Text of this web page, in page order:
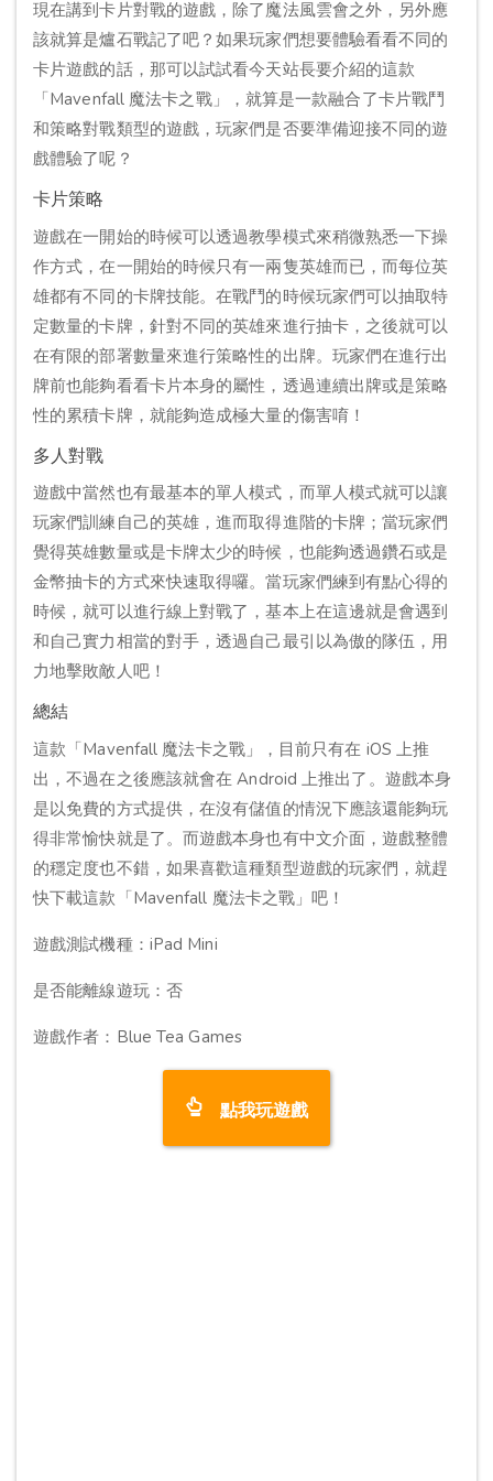
現在講到卡片對戰的遊戲，除了魔法風雲會之外，另外應
該就算是爐石戰記了吧？如果玩家們想要體驗看看不同的
卡片遊戲的話，那可以試試看今天站長要介紹的這款
「Mavenfall 魔法卡之戰」，就算是一款融合了卡片戰鬥
和策略對戰類型的遊戲，玩家們是否要準備迎接不同的遊
戲體驗了呢？
卡片策略
遊戲在一開始的時候可以透過教學模式來稍微熟悉一下操
作方式，在一開始的時候只有一兩隻英雄而已，而每位英
雄都有不同的卡牌技能。在戰鬥的時候玩家們可以抽取特
定數量的卡牌，針對不同的英雄來進行抽卡，之後就可以
在有限的部署數量來進行策略性的出牌。玩家們在進行出
牌前也能夠看看卡片本身的屬性，透過連續出牌或是策略
性的累積卡牌，就能夠造成極大量的傷害唷！
多人對戰
遊戲中當然也有最基本的單人模式，而單人模式就可以讓
玩家們訓練自己的英雄，進而取得進階的卡牌；當玩家們
覺得英雄數量或是卡牌太少的時候，也能夠透過鑽石或是
金幣抽卡的方式來快速取得囉。當玩家們練到有點心得的
時候，就可以進行線上對戰了，基本上在這邊就是會遇到
和自己實力相當的對手，透過自己最引以為傲的隊伍，用
力地擊敗敵人吧！
總結
這款「Mavenfall 魔法卡之戰」，目前只有在 iOS 上推
出，不過在之後應該就會在 Android 上推出了。遊戲本身
是以免費的方式提供，在沒有儲值的情況下應該還能夠玩
得非常愉快就是了。而遊戲本身也有中文介面，遊戲整體
的穩定度也不錯，如果喜歡這種類型遊戲的玩家們，就趕
快下載這款「Mavenfall 魔法卡之戰」吧！
遊戲測試機種：iPad Mini
是否能離線遊玩：否
遊戲作者：Blue Tea Games
點我玩遊戲